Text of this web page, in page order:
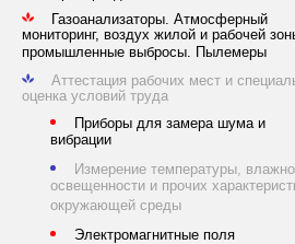
Газоанализаторы. Атмосферный
мониторинг, воздух жилой и рабочей
промышленные выбросы. Пылемеры
Аттестация рабочих мест и
оценка условий труда
Приборы для замера шума и
вибрации
Измерение температуры,
освещенности и прочих
окружающей среды
Электромагнитные поля